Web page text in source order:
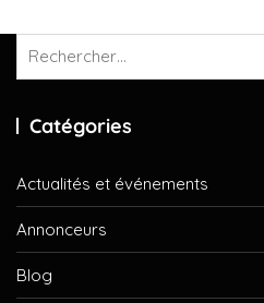
Rechercher :
Catégories
Actualités et événements
Annonceurs
Blog